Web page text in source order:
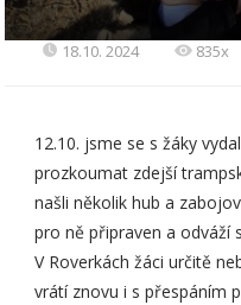
18.10. 2024 835x
12.10. jsme se s žáky
prozkoumat zdejší
našli několik hub a
pro ně připraven a odváží
V Roverkách žáci určitě
vrátí znovu i s přespáním